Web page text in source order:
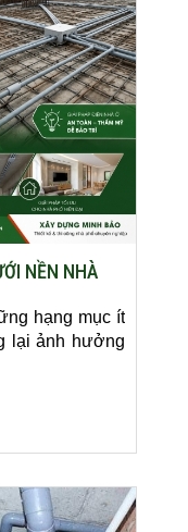
NỀN NHÀ
hạng mục ít
lại ảnh hưởng